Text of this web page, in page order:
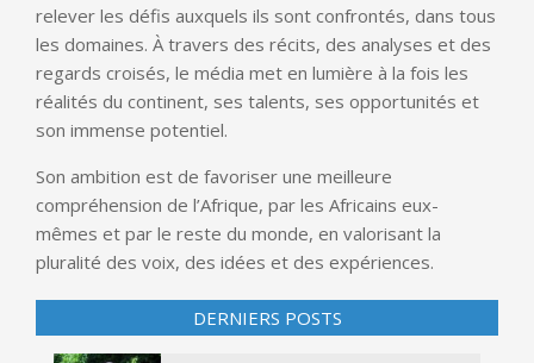
relever les défis auxquels ils sont confrontés, dans tous
les domaines. À travers des récits, des analyses et des
regards croisés, le média met en lumière à la fois les
réalités du continent, ses talents, ses opportunités et
son immense potentiel.
Son ambition est de favoriser une meilleure
compréhension de l’Afrique, par les Africains eux-
mêmes et par le reste du monde, en valorisant la
pluralité des voix, des idées et des expériences.
DERNIERS POSTS